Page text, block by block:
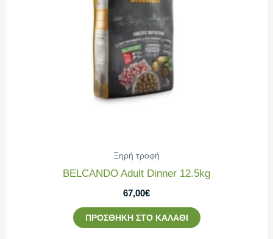
Ξηρή τροφή
BELCANDO Adult Dinner 12.5kg
67,00€
ΠΡΟΣΘΉΚΗ ΣΤΟ ΚΑΛΆΘΙ